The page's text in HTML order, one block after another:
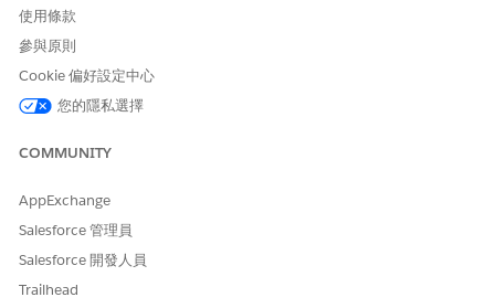
ChangeOfCircumstances/
- ApplicationSubmissionConfirmation (版本 1)
使用條款
參與原則
Cookie 偏好設定中心
您的隱私選擇
COMMUNITY
AppExchange
Salesforce 管理員
Salesforce 開發人員
Trailhead